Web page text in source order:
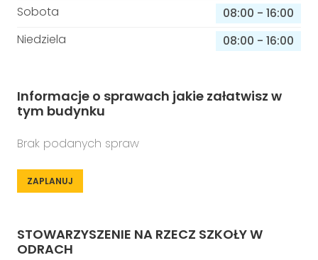
Sobota
08:00 - 16:00
Niedziela
08:00 - 16:00
Informacje o sprawach jakie załatwisz w
tym budynku
Brak podanych spraw
ZAPLANUJ
STOWARZYSZENIE NA RZECZ SZKOŁY W
ODRACH